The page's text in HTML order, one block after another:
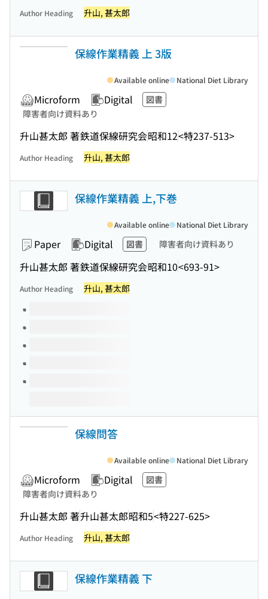
Author Heading 升山, 甚太郎
保線作業精義 上 3版
Microform Digital
図書
障害者向け資料あり
升山甚太郎 著鉄道保線研究会昭和12<特237-513>
Available online National Diet Library
Author Heading 升山, 甚太郎
保線作業精義 上,下巻
Paper Digital 図書 障害者向け資料あり
升山甚太郎 著鉄道保線研究会昭和10<693-91>
Available online National Diet Library
Author Heading 升山, 甚太郎
Volumes of this title
保線問答
Microform Digital
図書
障害者向け資料あり
升山甚太郎 著升山甚太郎昭和5<特227-625>
Available online National Diet Library
Author Heading 升山, 甚太郎
保線作業精義 下